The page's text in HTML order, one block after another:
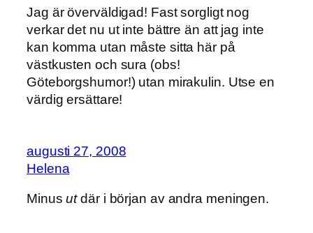
Jag är överväldigad! Fast sorgligt nog
verkar det nu ut inte bättre än att jag inte
kan komma utan måste sitta här på
västkusten och sura (obs!
Göteborgshumor!) utan mirakulin. Utse en
värdig ersättare!
augusti 27, 2008
Helena
Minusutdär i början av andra meningen.